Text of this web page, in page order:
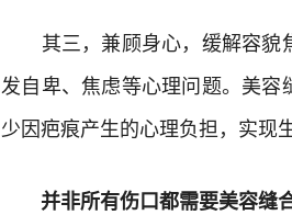
其三，兼顾身心，缓解容貌
发自卑、焦虑等心理问题。美
少因疤痕产生的心理负担，实现
并非所有伤口都需要美容缝合